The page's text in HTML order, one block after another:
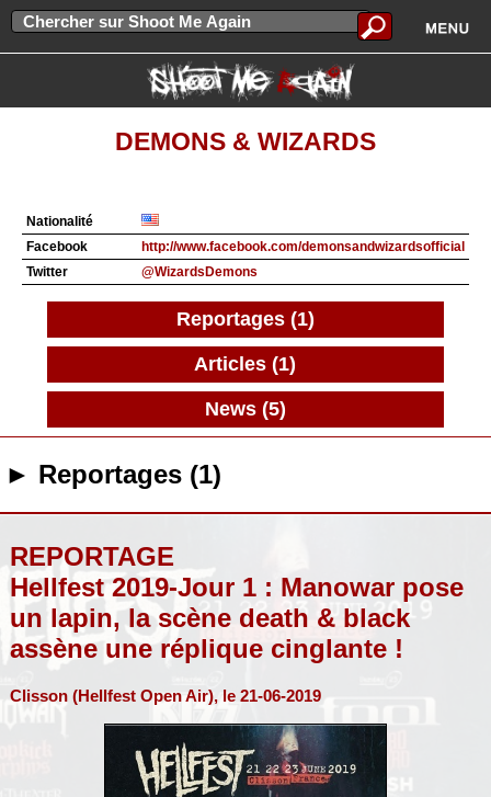
DEMONS & WIZARDS
Nationalité
Facebook
http://www.facebook.com/demonsandwizardsofficial
Twitter
@WizardsDemons
Reportages (1)
Articles (1)
News (5)
► Reportages (1)
REPORTAGE
Hellfest 2019-Jour 1 : Manowar pose
un lapin, la scène death & black
assène une réplique cinglante !
Clisson (Hellfest Open Air), le 21-06-2019